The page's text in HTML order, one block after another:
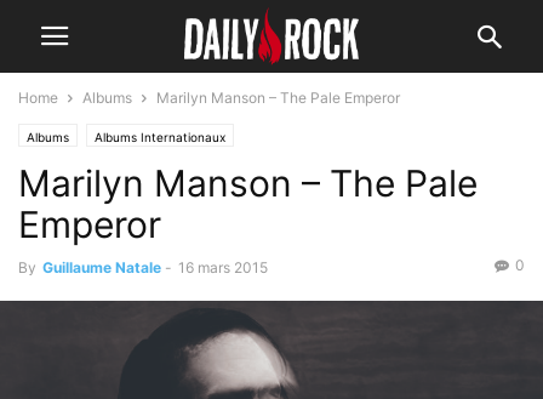
Home Albums Marilyn Manson – The Pale Emperor
Albums Albums Internationaux
Marilyn Manson – The Pale
Emperor
By Guillaume Natale - 16 mars 2015 0